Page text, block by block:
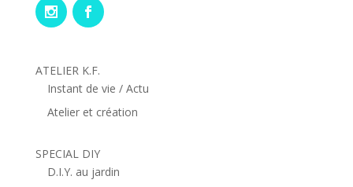
ATELIER K.F.
Instant de vie / Actu
Atelier et création
SPECIAL DIY
D.I.Y. au jardin